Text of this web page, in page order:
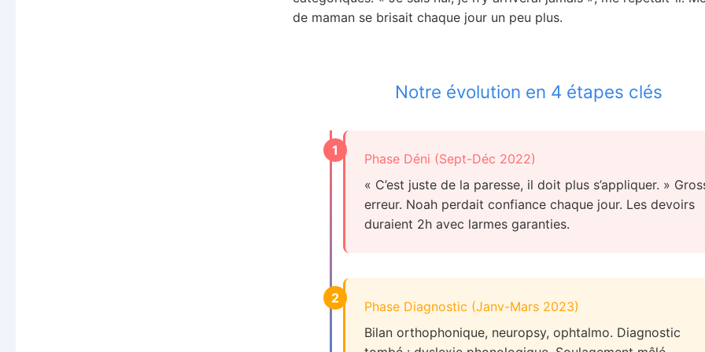
de maman se brisait chaque jour un peu plus.
Notre évolution en 4 étapes clés
1
Phase Déni (Sept-Déc 2022)
« C’est juste de la paresse, il doit plus s’appliquer. »
erreur. Noah perdait confiance chaque jour. Les devoirs
duraient 2h avec larmes garanties.
2
Phase Diagnostic (Janv-Mars 2023)
Bilan orthophonique, neuropsy, ophtalmo. Diagnostic